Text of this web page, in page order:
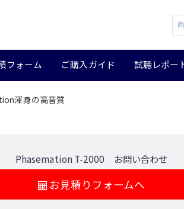
フォーム ご購入ガイド 試聴レポー
渾身の高音質
Phasemation T-2000 お問い合わせ
お見積りフォームへ